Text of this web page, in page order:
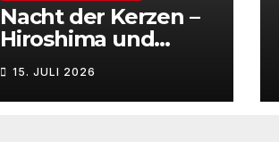
Nacht der Kerzen –
Hiroshima und
Nagasaki
15. JULI 2026